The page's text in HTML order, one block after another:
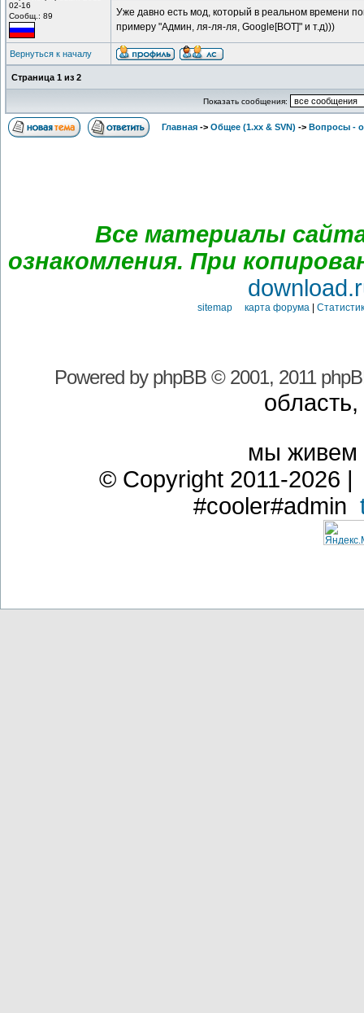
02-16
Сообщ.: 89
Уже давно есть мод, который в реальном времени
примеру "Админ, ля-ля-ля, Google[BOT]" и т.д)))
Вернуться к началу
Страница 1 из 2
Показать сообщения:
Главная -> Общее (1.хх & SVN) -> Вопросы -
Все материалы
ознакомления. При
sitemap карта форума|
Powered by phpBB© 2001, 2011
мы
© Copyright 2011-2026
#cooler#admin